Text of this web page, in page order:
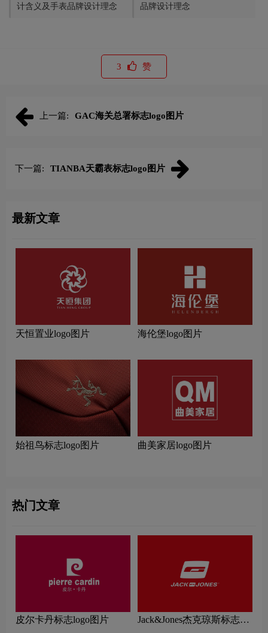
计含义及手表品牌设计理念
品牌设计理念
3 赞
上一篇: GAC海关总署标志logo图片
下一篇: TIANBA天霸表标志logo图片
最新文章
天恒置业logo图片 海伦堡logo图片
始祖鸟标志logo图片 曲美家居logo图片
热门文章
皮尔卡丹标志logo图片
Jack&Jones杰克琼斯标志